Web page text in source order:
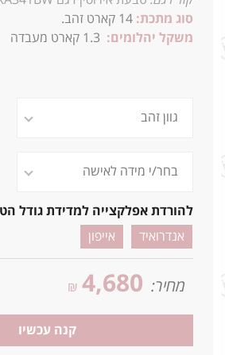
סוג מתכת: 14 קארט זהב.
משקל יהלומים: 1.3 קארט מעבדה
להורדת אפלקצייה למדידת גודל
אנדרואיד
אייפון
מחיר: 4,680
₪
קנה עכשיו